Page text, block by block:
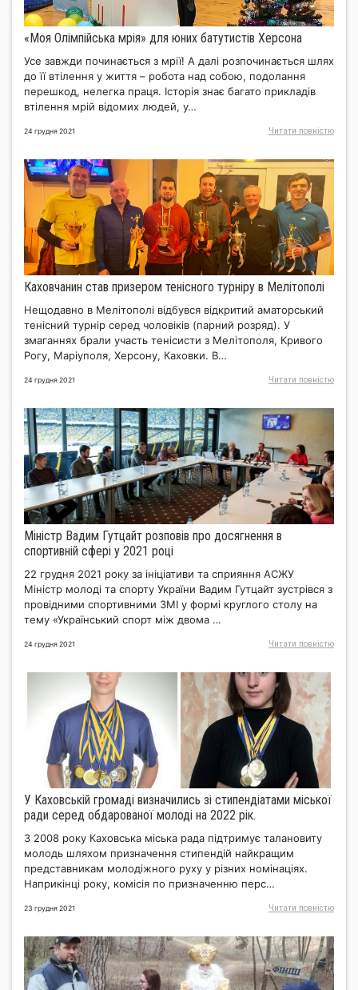
«Моя Олімпійська мрія» для юних батутистів Херсона
Усе завжди починається з мрії! А далі розпочинається шлях
до її втілення у життя – робота над собою, подолання
перешкод, нелегка праця. Історія знає багато прикладів
втілення мрій відомих людей, у…
24 грудня 2021 Читати повнiстю
Каховчанин став призером тенісного турніру в Мелітополі
Нещодавно в Мелітополі відбувся відкритий аматорський
тенісний турнір серед чоловіків (парний розряд). У
змаганнях брали участь тенісисти з Мелітополя, Кривого
Рогу, Маріуполя, Херсону, Каховки. В…
24 грудня 2021 Читати повнiстю
Міністр Вадим Гутцайт розповів про досягнення в
спортивній сфері у 2021 році
22 грудня 2021 року за ініціативи та сприяння АСЖУ
Міністр молоді та спорту України Вадим Гутцайт зустрівся з
провідними спортивними ЗМІ у формі круглого столу на
тему «Український спорт між двома …
24 грудня 2021 Читати повнiстю
У Каховській громаді визначились зі стипендіатами міської
ради серед обдарованої молоді на 2022 рік.
З 2008 року Каховська міська рада підтримує талановиту
молодь шляхом призначення стипендій найкращим
представникам молодіжного руху у різних номінаціях.
Наприкінці року, комісія по призначенню перс…
23 грудня 2021 Читати повнiстю